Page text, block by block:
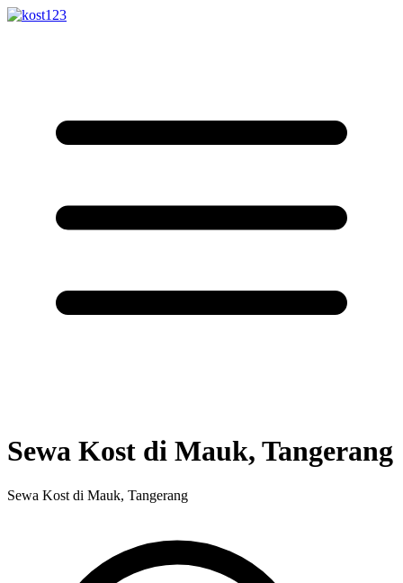
Sewa Kost di Mauk, Tangerang
Sewa Kost di Mauk, Tangerang